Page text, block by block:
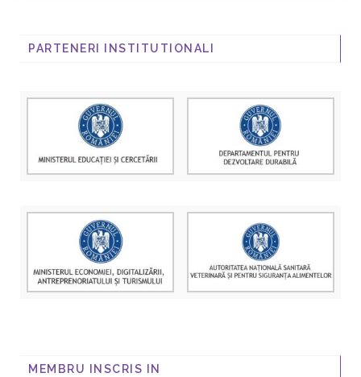
PARTENERI INSTITUTIONALI
MEMBRU INSCRIS IN